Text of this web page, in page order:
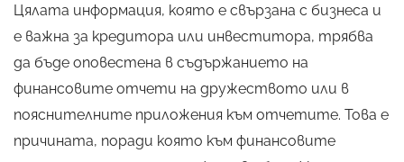
Цялата информация, която е свързана с бизнеса и
е важна за кредитора или инвеститора, трябва
да бъде оповестена в съдържанието на
финансовите отчети на дружеството или в
пояснителните приложения към отчетите. Това е
причината, поради която към финансовите
X
КаквоНЕзнаете за